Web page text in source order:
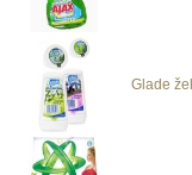
Glade